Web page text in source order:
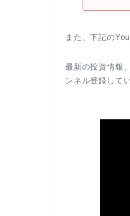
また、下記の
最新の投資情報
ンネル登録して